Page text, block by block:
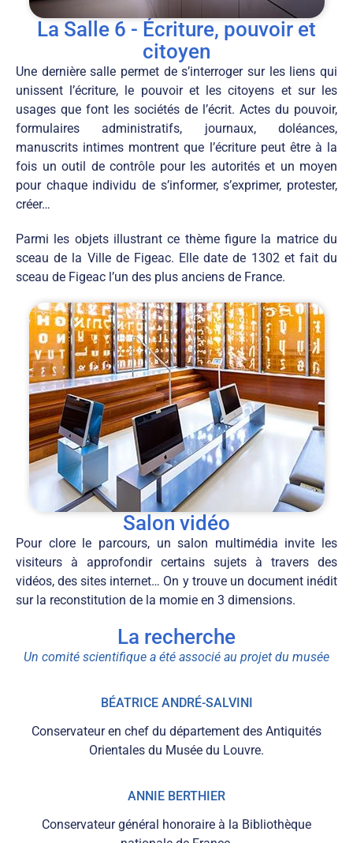
La Salle 6 - Écriture, pouvoir et
citoyen
Une dernière salle permet de s’interroger sur les liens qui
unissent l’écriture, le pouvoir et les citoyens et sur les
usages que font les sociétés de l’écrit. Actes du pouvoir,
formulaires administratifs, journaux, doléances,
manuscrits intimes montrent que l’écriture peut être à la
fois un outil de contrôle pour les autorités et un moyen
pour chaque individu de s’informer, s’exprimer, protester,
créer…
Parmi les objets illustrant ce thème figure la matrice du
sceau de la Ville de Figeac. Elle date de 1302 et fait du
sceau de Figeac l’un des plus anciens de France.
Salon vidéo
Pour clore le parcours, un salon multimédia invite les
visiteurs à approfondir certains sujets à travers des
vidéos, des sites internet… On y trouve un document inédit
sur la reconstitution de la momie en 3 dimensions.
La recherche
Un comité scientifique a été associé au projet du musée
BÉATRICE ANDRÉ-SALVINI
Conservateur en chef du département des Antiquités
Orientales du Musée du Louvre.
ANNIE BERTHIER
Conservateur général honoraire à la Bibliothèque